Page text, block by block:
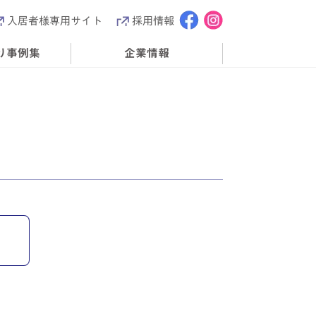
入居者様専用サイト 採用情報
事例集 企業情報